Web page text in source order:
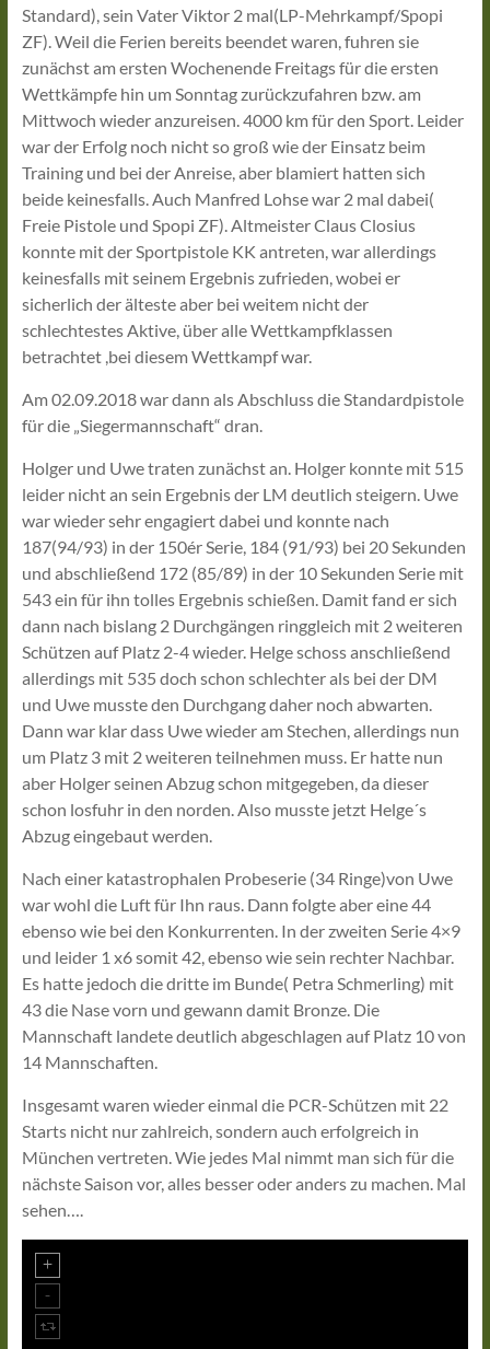
Standard), sein Vater Viktor 2 mal(LP-Mehrkampf/Spopi
ZF). Weil die Ferien bereits beendet waren, fuhren sie
zunächst am ersten Wochenende Freitags für die ersten
Wettkämpfe hin um Sonntag zurückzufahren bzw. am
Mittwoch wieder anzureisen. 4000 km für den Sport. Leider
war der Erfolg noch nicht so groß wie der Einsatz beim
Training und bei der Anreise, aber blamiert hatten sich
beide keinesfalls. Auch Manfred Lohse war 2 mal dabei(
Freie Pistole und Spopi ZF). Altmeister Claus Closius
konnte mit der Sportpistole KK antreten, war allerdings
keinesfalls mit seinem Ergebnis zufrieden, wobei er
sicherlich der älteste aber bei weitem nicht der
schlechtestes Aktive, über alle Wettkampfklassen
betrachtet ,bei diesem Wettkampf war.
Am 02.09.2018 war dann als Abschluss die Standardpistole
für die „Siegermannschaft“ dran.
Holger und Uwe traten zunächst an. Holger konnte mit 515
leider nicht an sein Ergebnis der LM deutlich steigern. Uwe
war wieder sehr engagiert dabei und konnte nach
187(94/93) in der 150ér Serie, 184 (91/93) bei 20 Sekunden
und abschließend 172 (85/89) in der 10 Sekunden Serie mit
543 ein für ihn tolles Ergebnis schießen. Damit fand er sich
dann nach bislang 2 Durchgängen ringgleich mit 2 weiteren
Schützen auf Platz 2-4 wieder. Helge schoss anschließend
allerdings mit 535 doch schon schlechter als bei der DM
und Uwe musste den Durchgang daher noch abwarten.
Dann war klar dass Uwe wieder am Stechen, allerdings nun
um Platz 3 mit 2 weiteren teilnehmen muss. Er hatte nun
aber Holger seinen Abzug schon mitgegeben, da dieser
schon losfuhr in den norden. Also musste jetzt Helge´s
Abzug eingebaut werden.
Nach einer katastrophalen Probeserie (34 Ringe)von Uwe
war wohl die Luft für Ihn raus. Dann folgte aber eine 44
ebenso wie bei den Konkurrenten. In der zweiten Serie 4×9
und leider 1 x6 somit 42, ebenso wie sein rechter Nachbar.
Es hatte jedoch die dritte im Bunde( Petra Schmerling) mit
43 die Nase vorn und gewann damit Bronze. Die
Mannschaft landete deutlich abgeschlagen auf Platz 10 von
14 Mannschaften.
Insgesamt waren wieder einmal die PCR-Schützen mit 22
Starts nicht nur zahlreich, sondern auch erfolgreich in
München vertreten. Wie jedes Mal nimmt man sich für die
nächste Saison vor, alles besser oder anders zu machen. Mal
sehen….